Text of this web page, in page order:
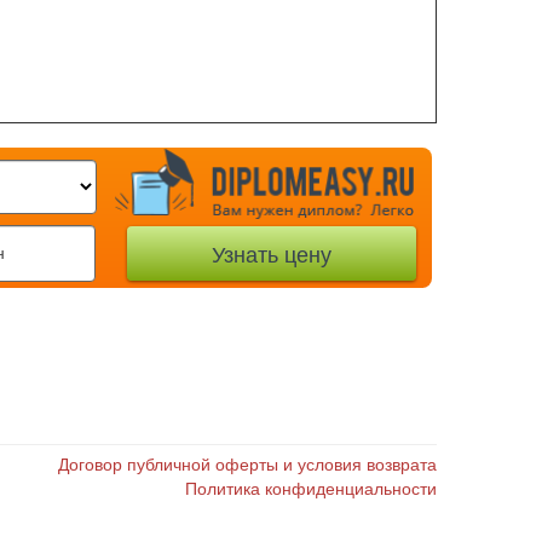
Договор публичной оферты и условия возврата
Политика конфиденциальности